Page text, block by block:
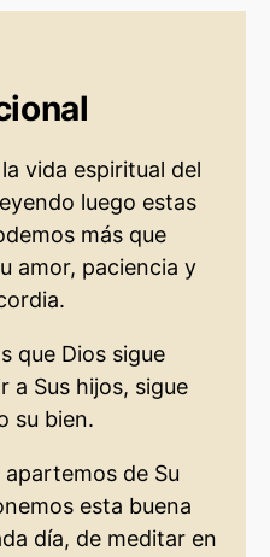
vida espiritual del
luego estas
más que
amor, paciencia y
que Dios sigue
a Sus hijos, sigue
su bien.
de Su
esta buena
día, de meditar en